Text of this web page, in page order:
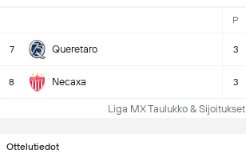
P
7 Queretaro 3
8 Necaxa 3
Liga MX Taulukko & Sijoitukset
Ottelutiedot